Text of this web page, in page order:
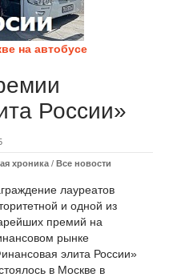
на автобусе
России»
хроника / Все новости
лауреатов
и одной из
премий на
рынке
элита России»
в Москве в